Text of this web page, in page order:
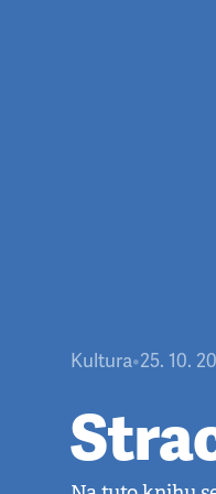
Kultura•25. 10.